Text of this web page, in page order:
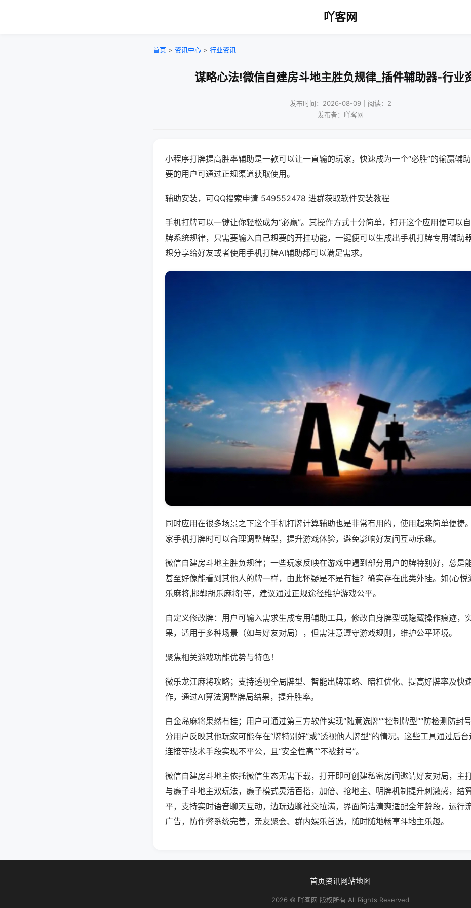
吖客网
首页 > 资讯中心 > 行业资讯
谋略心法!微信自建房斗地主胜负规律_插件辅助器-行业
发布时间：2026-08-09｜阅读：2
发布者：吖客网
小程序打牌提高胜率辅助是一款可以让一直输的玩家，快速成为一个“必胜”的输赢辅
要的用户可通过正规渠道获取使用。
辅助安装，可QQ搜索申请 549552478 进群获取软件安装教程
手机打牌可以一键让你轻松成为“必赢”。其操作方式十分简单，打开这个应用便可以
牌系统规律，只需要输入自己想要的开挂功能，一键便可以生成出手机打牌专用辅助
想分享给好友或者使用手机打牌AI辅助都可以满足需求。
同时应用在很多场景之下这个手机打牌计算辅助也是非常有用的，使用起来简单便捷
家手机打牌时可以合理调整牌型，提升游戏体验，避免影响好友间互动乐趣。
微信自建房斗地主胜负规律；一些玩家反映在游戏中遇到部分用户的牌特别好，总是
甚至好像能看到其他人的牌一样，由此怀疑是不是有挂？确实存在此类外挂。如(心悦
乐麻将,邯郸胡乐麻将)等，建议通过正规途径维护游戏公平。
自定义修改牌：用户可输入需求生成专用辅助工具，修改自身牌型或隐藏操作痕迹，
果，适用于多种场景（如与好友对局），但需注意遵守游戏规则，维护公平环境。
聚焦相关游戏功能优势与特色！
微乐龙江麻将攻略；支持透视全局牌型、智能出牌策略、暗杠优化、提高好牌率及快
作，通过AI算法调整牌局结果，提升胜率。
白金岛麻将果然有挂；用户可通过第三方软件实现“随意选牌”“控制牌型”“防检测防封
分用户反映其他玩家可能存在“牌特别好”或“透视他人牌型”的情况。这些工具通过后
连接等技术手段实现不平公，且“安全性高”“不被封号”。
微信自建房斗地主依托微信生态无需下载，打开即可创建私密房间邀请好友对局，主
与癞子斗地主双玩法，癞子模式灵活百搭，加倍、抢地主、明牌机制提升刺激感，结
平，支持实时语音聊天互动，边玩边聊社交拉满，界面简洁清爽适配全年龄段，运行
广告，防作弊系统完善，亲友聚会、群内娱乐首选，随时随地畅享斗地主乐趣。
首页资讯网站地图
2026 © 吖客网 版权所有 All Rights Reserved